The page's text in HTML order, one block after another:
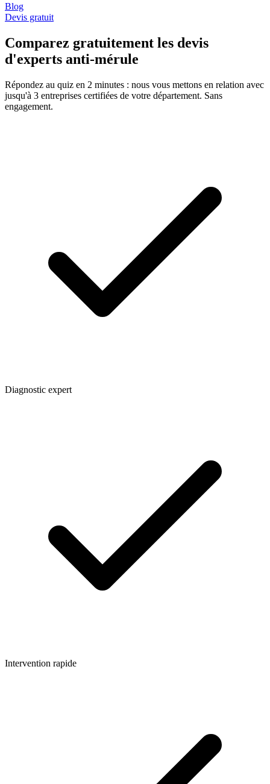
Blog
Devis gratuit
Comparez gratuitement les devis
d'experts anti-mérule
Répondez au quiz en 2 minutes : nous vous mettons en relation avec
jusqu'à 3 entreprises certifiées de votre département. Sans
engagement.
Diagnostic expert
Intervention rapide